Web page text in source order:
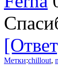
Метки:chillout,